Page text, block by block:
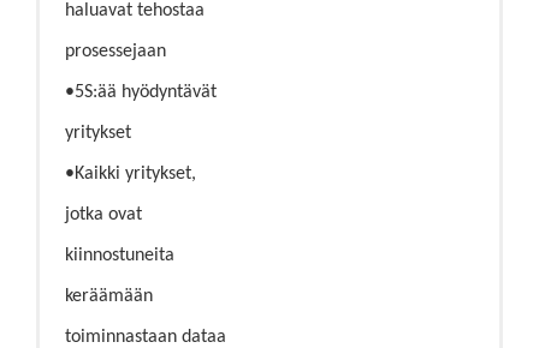
haluavat tehostaa
prosessejaan
•5S:ää hyödyntävät
yritykset
•Kaikki yritykset,
jotka ovat
kiinnostuneita
keräämään
toiminnastaan dataa